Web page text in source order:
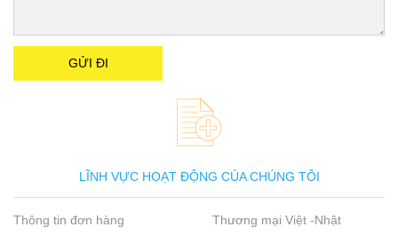
LĨNH VỰC HOẠT ĐỘNG CỦA CHÚNG TÔI
Thông tin đơn hàng Thương mại Việt -Nhật